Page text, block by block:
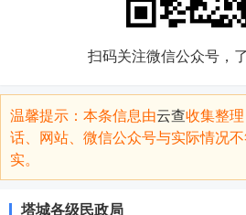
扫码关注微信公众号，
温馨提示：本条信息由云查收集整
话、网站、微信公众号与实际情况
实。
塔城各级民政局